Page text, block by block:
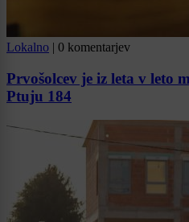
Lokalno | 0 komentarjev
Prvošolcev je iz leta v leto
Ptuju 184